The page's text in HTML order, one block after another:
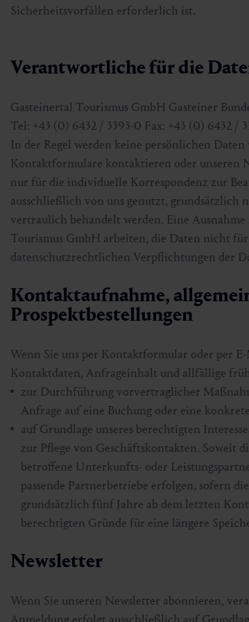
Sicherheitsvorfällen erforderlich ist.
Verantwortliche für die
Gasteinertal Tourismus GmbH Gasteiner
Tel: +43 (0) 6432 / 3393-0 Fax: +43 (0) 6432 /
In der Regel werden keine persönlichen
Kontaktformulare kontaktieren oder unseren
nur für die individuelle Korrespondenz zur
ausschließlich von uns genutzt, grundsätzlich
vertraulich behandelt werden. Eine
Tourismus GmbH arbeiten, die Daten nicht
datenschutzrechtlichen Verpflichtungen der
Kontaktaufnahme,
Prospektbestellungen
Wenn Sie uns per Kontaktformular oder per
Kontaktdaten, Anfrageinhalt und allfällige
zur Durchführung vorvertraglicher
Anfrage auf eine Buchung oder eine
auf Grundlage unseres berechtigten
zur Pflege von Geschäftskontakten.
betroffene Unterkunfts- oder
passende Partnerbetriebe erfolgen, sofern
grundsätzlich fünf Jahre ab dem letzten
berechtigten Gründe für eine längere
Newsletter
Wenn Sie unseren Newsletter abonnieren,